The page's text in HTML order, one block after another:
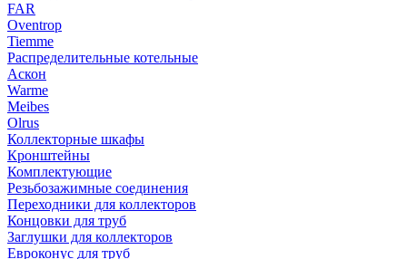
FAR
Oventrop
Tiemme
Распределительные котельные
Аскон
Warme
Meibes
Olrus
Коллекторные шкафы
Кронштейны
Комплектующие
Резьбозажимные соединения
Переходники для коллекторов
Концовки для труб
Заглушки для коллекторов
Евроконус для труб